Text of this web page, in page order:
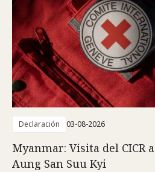
Declaración 03-08-2026
Myanmar: Visita del CICR a
Aung San Suu Kyi